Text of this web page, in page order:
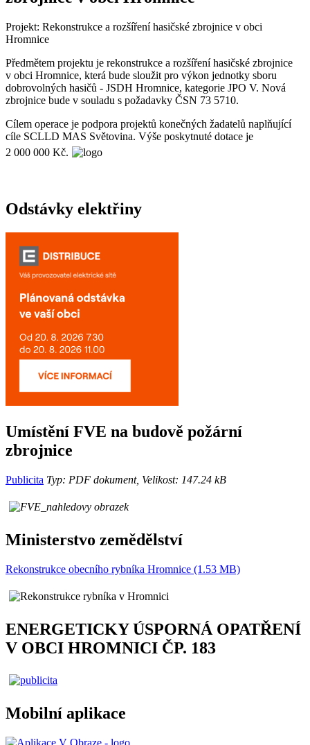
Projekt: Rekonstrukce a rozšíření hasičské zbrojnice v obci
Hromnice
Předmětem projektu je rekonstrukce a rozšíření hasičské zbrojnice
v obci Hromnice, která bude sloužit pro výkon jednotky sboru
dobrovolných hasičů - JSDH Hromnice, kategorie JPO V. Nová
zbrojnice bude v souladu s požadavky ČSN 73 5710.
Cílem operace je podpora projektů konečných žadatelů naplňující
cíle SCLLD MAS Světovina. Výše poskytnuté dotace je
2 000 000 Kč.
Odstávky elektřiny
Umístění FVE na budově požární
zbrojnice
Publicita Typ: PDF dokument, Velikost: 147.24 kB
Ministerstvo zemědělství
Rekonstrukce obecního rybníka Hromnice (1.53 MB)
ENERGETICKY ÚSPORNÁ OPATŘENÍ
V OBCI HROMNICI ČP. 183
Mobilní aplikace